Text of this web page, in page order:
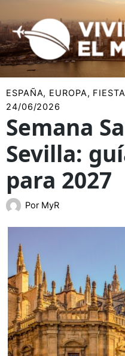
al
contenido
ESPAÑA, EUROPA,
24/06/2026
Semana
Sevilla:
para 2027
Por MyR